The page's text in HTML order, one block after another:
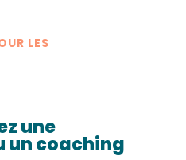
LES
une
un coaching